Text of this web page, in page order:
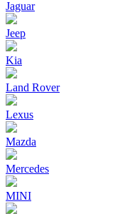
Jaguar
Jeep
Kia
Land Rover
Lexus
Mazda
Mercedes
MINI